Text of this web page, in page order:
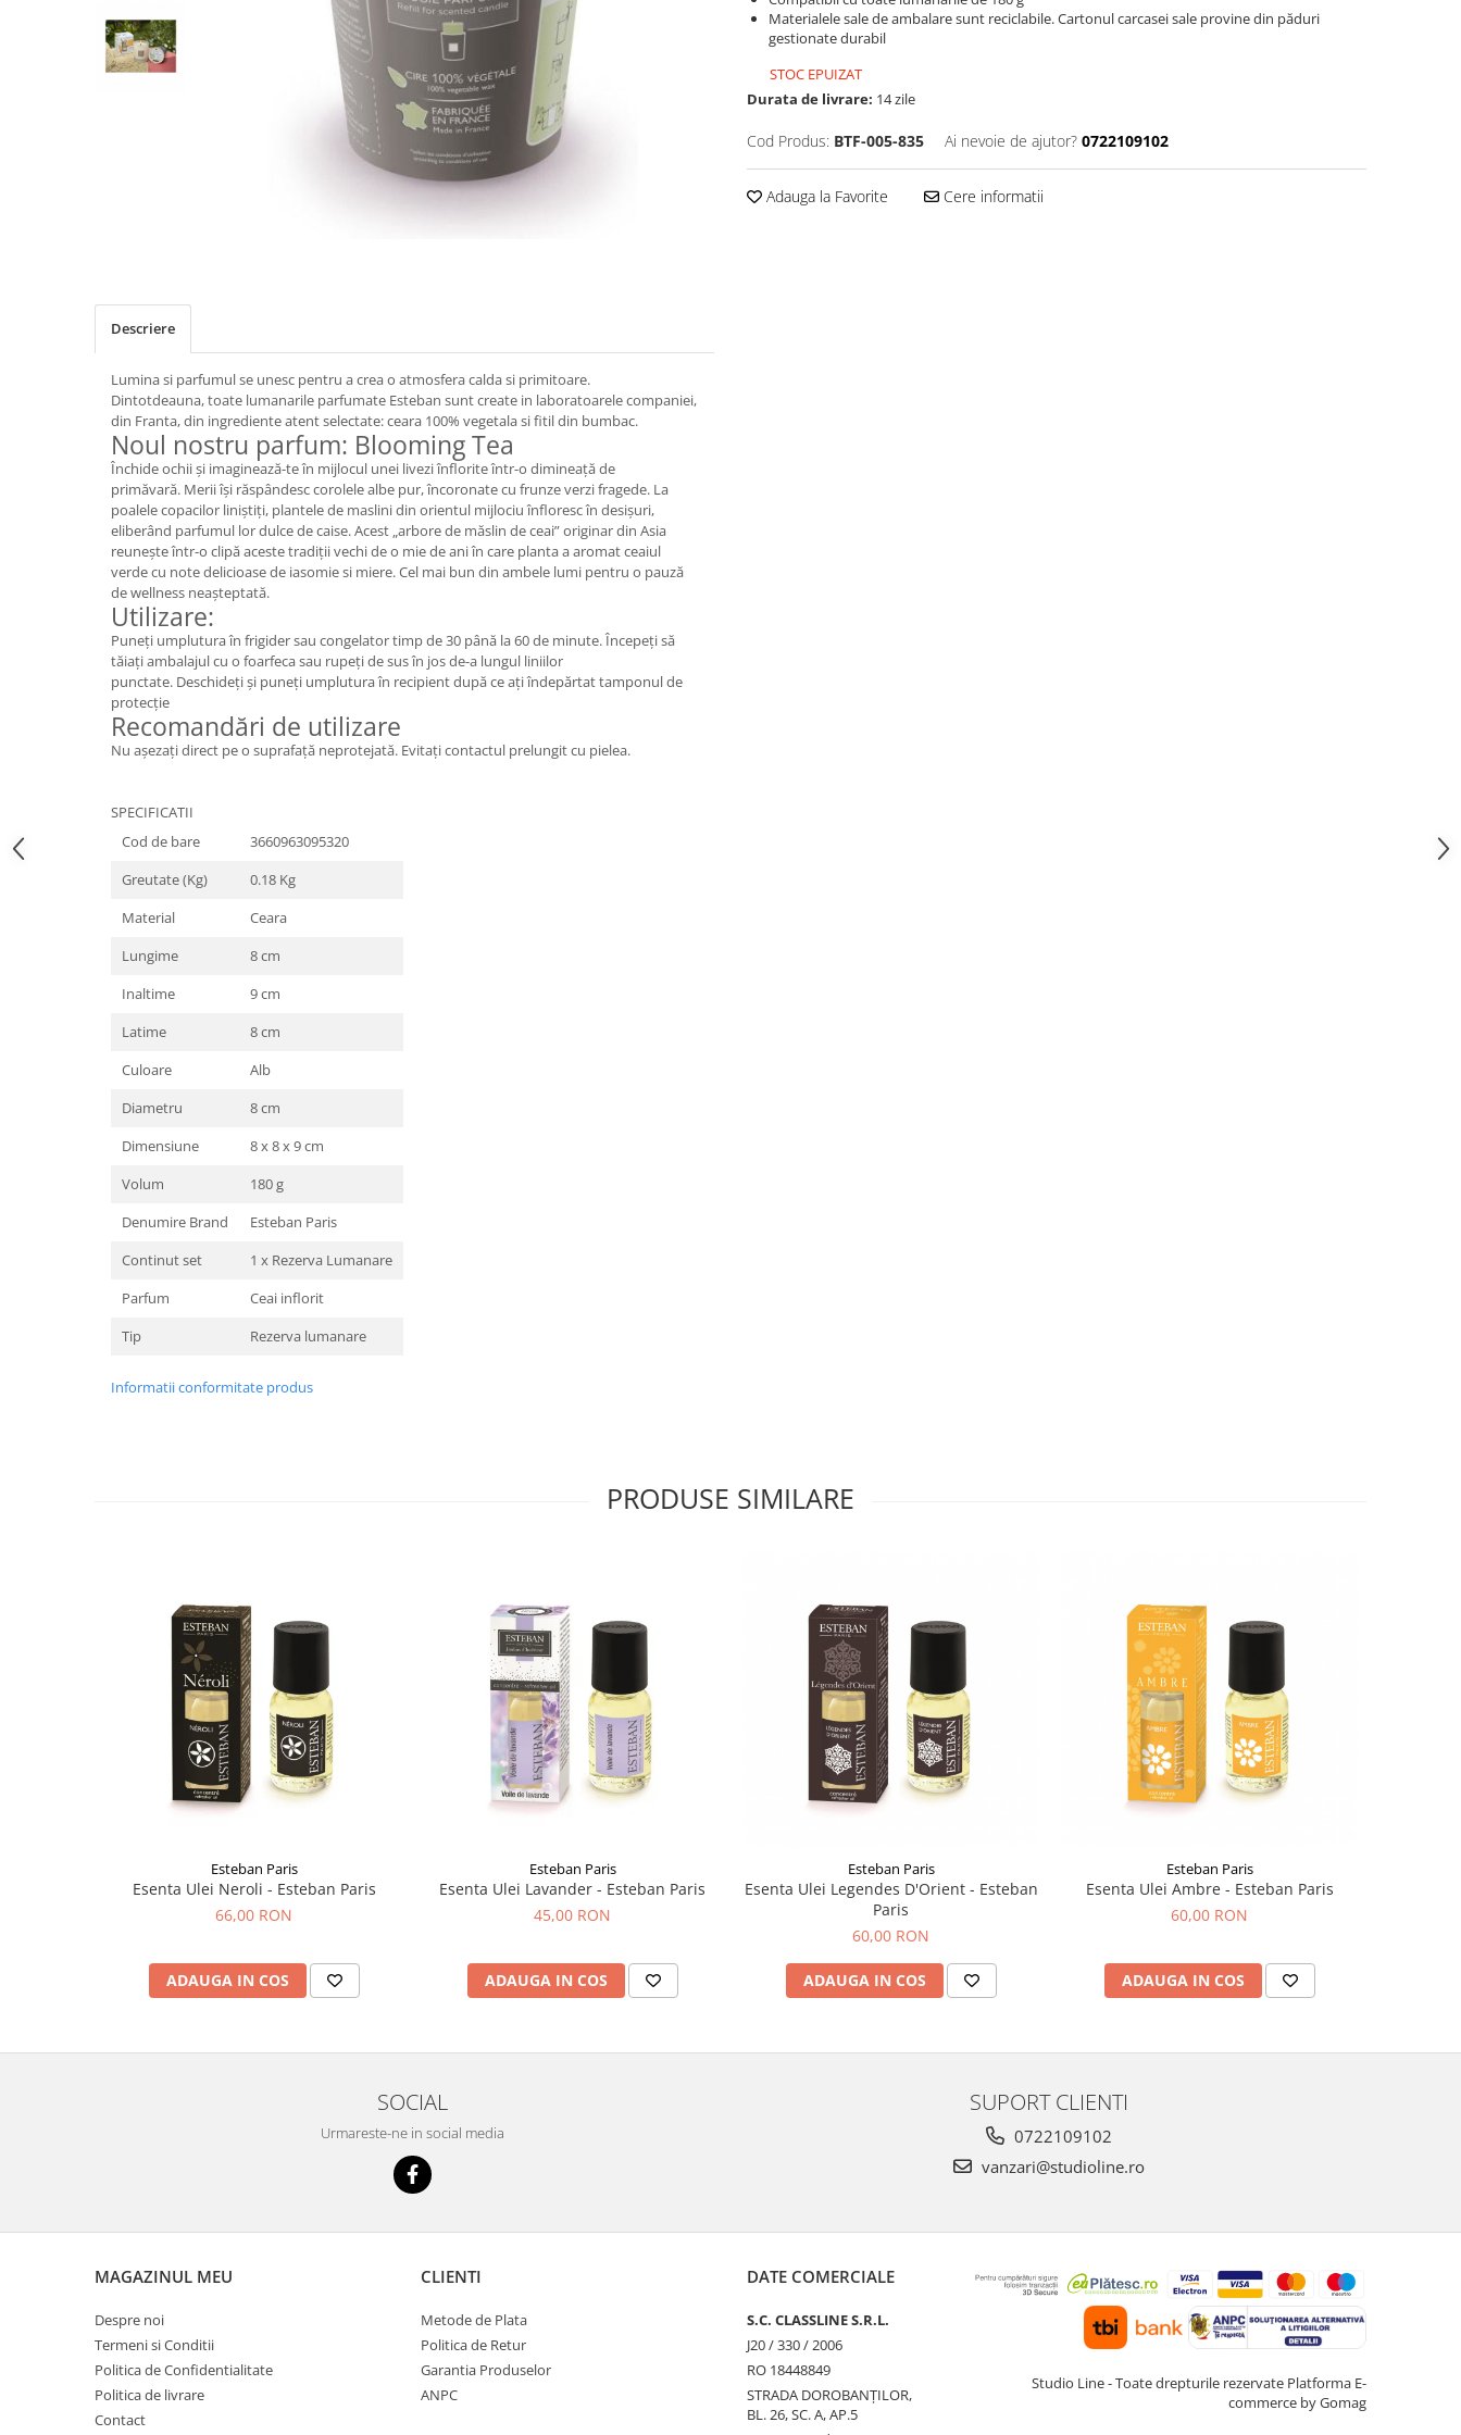
Materialele sale de ambalare sunt reciclabile. Cartonul carcasei sale provine din păduri
gestionate durabil
STOC EPUIZAT
Durata de livrare: 14 zile
Cod Produs: BTF-005-835 Ai nevoie de ajutor? 0722109102
Adauga la Favorite Cere informatii
Descriere
Lumina si parfumul se unesc pentru a crea o atmosfera calda si primitoare.
Dintotdeauna, toate lumanarile parfumate Esteban sunt create in laboratoarele companiei,
din Franta, din ingrediente atent selectate: ceara 100% vegetala si fitil din bumbac.
Noul nostru parfum: Blooming Tea
Închide ochii și imaginează-te în mijlocul unei livezi înflorite într-o dimineață de
primăvară. Merii își răspândesc corolele albe pur, încoronate cu frunze verzi fragede. La
poalele copacilor liniștiți, plantele de maslini din orientul mijlociu înfloresc în desișuri,
eliberând parfumul lor dulce de caise. Acest „arbore de măslin de ceai” originar din Asia
reunește într-o clipă aceste tradiții vechi de o mie de ani în care planta a aromat ceaiul
verde cu note delicioase de iasomie si miere. Cel mai bun din ambele lumi pentru o pauză
de wellness neașteptată.
Utilizare:
Puneți umplutura în frigider sau congelator timp de 30 până la 60 de minute. Începeți să
tăiați ambalajul cu o foarfeca sau rupeți de sus în jos de-a lungul liniilor
punctate. Deschideți și puneți umplutura în recipient după ce ați îndepărtat tamponul de
protecție
Recomandări de utilizare
Nu așezați direct pe o suprafață neprotejată. Evitați contactul prelungit cu pielea.
SPECIFICATII
Cod de bare
3660963095320
Greutate (Kg)
0.18 Kg
Material
Ceara
Lungime
8 cm
Inaltime
9 cm
Latime
8 cm
Culoare
Alb
Diametru
8 cm
Dimensiune
8 x 8 x 9 cm
Volum
180 g
Denumire Brand
Esteban Paris
Continut set
1 x Rezerva Lumanare
Parfum
Ceai inflorit
Tip
Rezerva lumanare
Informatii conformitate produs
PRODUSE SIMILARE
Esteban Paris
Esenta Ulei Neroli - Esteban Paris
66,00 RON
ADAUGA IN COS
Esteban Paris
Esenta Ulei Lavander - Esteban Paris
45,00 RON
ADAUGA IN COS
Esteban Paris
Esenta Ulei Legendes D'Orient - Esteban
Paris
60,00 RON
ADAUGA IN COS
Esteban Paris
Esenta Ulei Ambre - Esteban Paris
60,00 RON
ADAUGA IN COS
SOCIAL
Urmareste-ne in social media
SUPORT CLIENTI
0722109102
vanzari@studioline.ro
MAGAZINUL MEU
Despre noi
Termeni si Conditii
Politica de Confidentialitate
Politica de livrare
Contact
CLIENTI
Metode de Plata
Politica de Retur
Garantia Produselor
ANPC
DATE COMERCIALE
S.C. CLASSLINE S.R.L.
J20 / 330 / 2006
RO 18448849
STRADA DOROBANȚILOR,
BL. 26, SC. A, AP.5
Studio Line - Toate drepturile rezervate Platforma E-
commerce by Gomag